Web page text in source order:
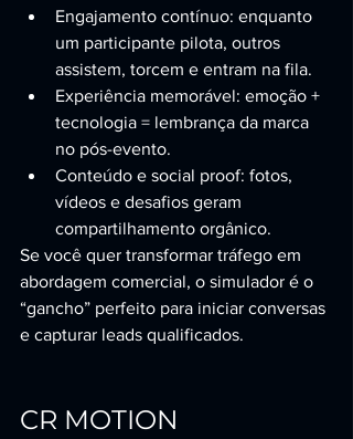
Engajamento contínuo: enquanto
um participante pilota, outros
assistem, torcem e entram na fila.
Experiência memorável: emoção +
tecnologia = lembrança da marca
no pós-evento.
Conteúdo e social proof: fotos,
vídeos e desafios geram
compartilhamento orgânico.
Se você quer transformar tráfego em
abordagem comercial, o simulador é o
“gancho” perfeito para iniciar conversas
e capturar leads qualificados.
CR MOTION